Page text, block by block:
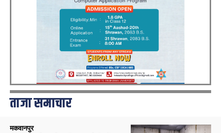
ताजा समाचार
मकवानपुर